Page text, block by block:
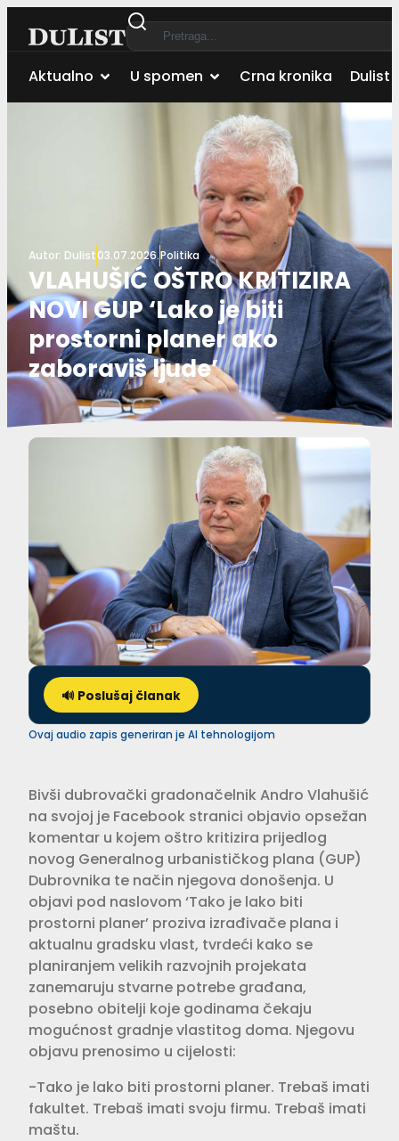
Aktualno U spomen Crna kronika Dulist
Autor: Dulist03.07.2026.Politika
VLAHUŠIĆ OŠTRO KRITIZIRA
NOVI GUP ‘Lako je biti
prostorni planer ako
zaboraviš ljude’
🔊 Poslušaj članak
Ovaj audio zapis generiran je AI tehnologijom
Bivši dubrovački gradonačelnik Andro Vlahušić
na svojoj je Facebook stranici objavio opsežan
komentar u kojem oštro kritizira prijedlog
novog Generalnog urbanističkog plana (GUP)
Dubrovnika te način njegova donošenja. U
objavi pod naslovom ‘Tako je lako biti
prostorni planer’ proziva izrađivače plana i
aktualnu gradsku vlast, tvrdeći kako se
planiranjem velikih razvojnih projekata
zanemaruju stvarne potrebe građana,
posebno obitelji koje godinama čekaju
mogućnost gradnje vlastitog doma. Njegovu
objavu prenosimo u cijelosti:
-Tako je lako biti prostorni planer. Trebaš imati
fakultet. Trebaš imati svoju firmu. Trebaš imati
maštu.